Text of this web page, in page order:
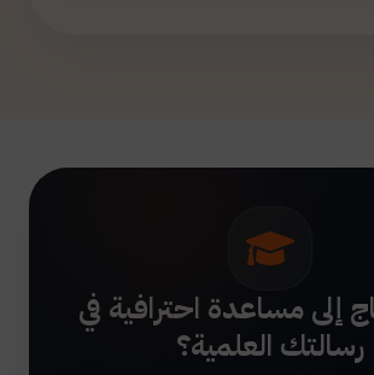
إلى مساعدة احترافية في
رسالتك العلمية؟